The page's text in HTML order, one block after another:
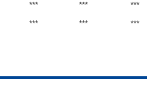
*** *** ***
*** *** ***